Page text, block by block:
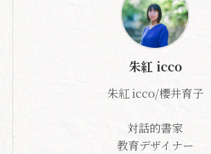
朱紅 icco
朱紅 icco/櫻井育子
対話的書家
教育デザイナー